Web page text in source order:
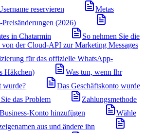
reservieren
Metas
(2026)
in Chatarmin
So nehmen Sie die
der Cloud-API zur Marketing Messages
für das offizielle WhatsApp-
Häkchen)
Was tun, wenn Ihr
wurde?
Das Geschäftskonto wurde
das Problem
Zahlungsmethode
Konto hinzufügen
Wähle
aus und ändere ihn